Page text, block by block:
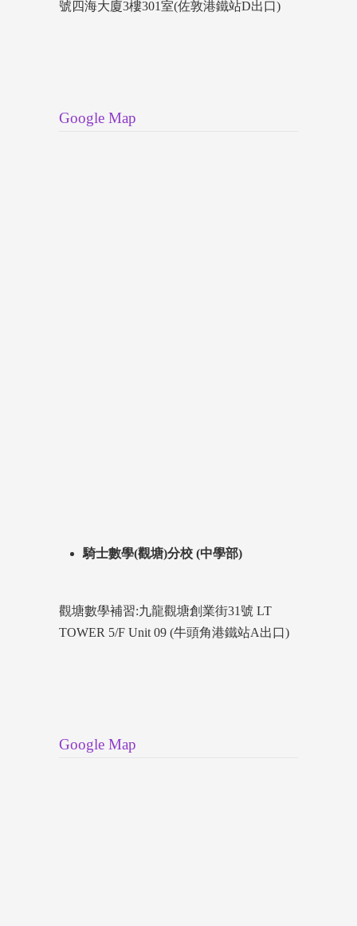
號四海大廈3樓301室(佐敦港鐵站D出口)
Google Map
騎士數學(觀塘)分校 (中學部)
觀塘數學補習:九龍觀塘創業街31號 LT
TOWER 5/F Unit 09 (牛頭角港鐵站A出口)
Google Map